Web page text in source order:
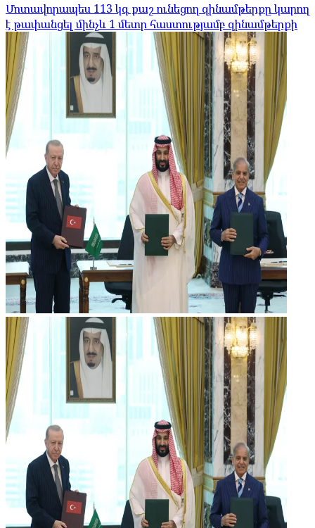
Մոտավորապես 113 կգ քաշ ունեցող զինամթերքը կարող
է թափանցել մինչև 1 մետր հաստությամբ զինամթերքի